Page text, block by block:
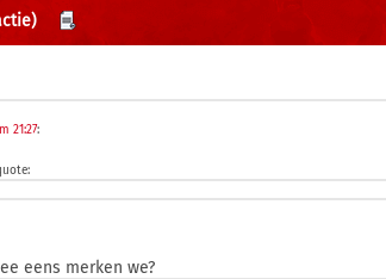
21:27:
eens merken we?